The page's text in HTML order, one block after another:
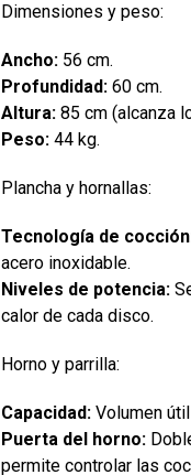
Dimensiones y peso:
Ancho:56 cm.
Profundidad:60 cm.
Altura:85 cm (alcanza
Peso:44 kg.
Plancha y hornallas:
Tecnología de
acero inoxidable.
Niveles de potencia:
calor de cada disco.
Horno y parrilla:
Capacidad:Volumen
Puerta del horno:
permite controlar las